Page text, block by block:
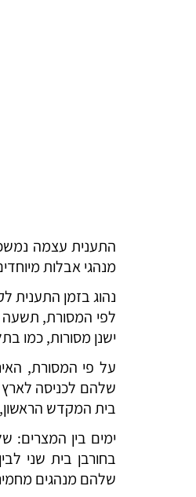
התענית עצמה
מנהגי אבלות
נהוג בזמן התענית
לפי המסורת, תשעה
ישנן מסורות, כמו
על פי המסורת,
שלהם לכניסה לארץ
בית המקדש
ימים בין המצרים:
בחורבן בית שני
שלהם מנהגים